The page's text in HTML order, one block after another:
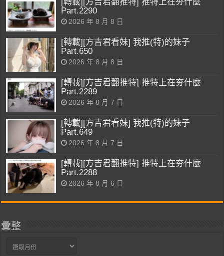
Part.2290
2026 年 8 月 8 日
[轉載][方吉君看妹] 我推(特)的妹子
Part.650
2026 年 8 月 8 日
[轉載][方吉君翻推特] 推特上在夯什麼
Part.2289
2026 年 8 月 7 日
[轉載][方吉君看妹] 我推(特)的妹子
Part.649
2026 年 8 月 7 日
[轉載][方吉君翻推特] 推特上在夯什麼
Part.2288
2026 年 8 月 6 日
彙整
彙